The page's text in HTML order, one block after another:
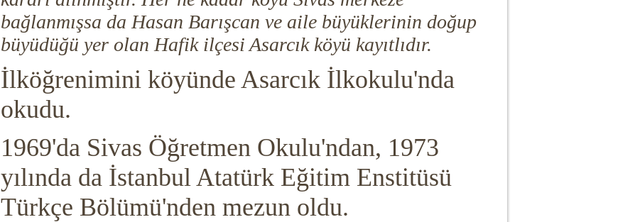
bağlanmışsa da Hasan Barışcan ve aile büyüklerinin doğup
büyüdüğü yer olan Hafik ilçesi Asarcık köyü kayıtlıdır.
İlköğrenimini köyünde Asarcık İlkokulu'nda
okudu.
1969'da Sivas Öğretmen Okulu'ndan, 1973
yılında da İstanbul Atatürk Eğitim Enstitüsü
Türkçe Bölümü'nden mezun oldu.